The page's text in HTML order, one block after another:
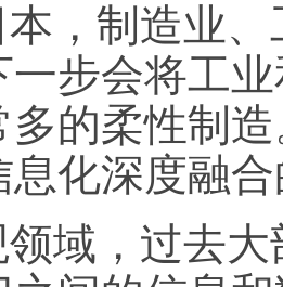
，制造业
一步会将工
多的柔性制
息化深度融
领域，过去